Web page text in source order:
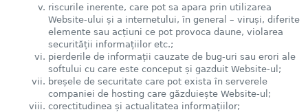
riscurile inerente, care pot sa apara prin utilizarea
Website-ului și a internetului, în general – viruși, diferite
elemente sau acțiuni ce pot provoca daune, violarea
securității informațiilor etc.;
pierderile de informații cauzate de bug-uri sau erori ale
softului cu care este conceput și gazduit Website-ul;
breșele de securitate care pot exista în serverele
companiei de hosting care găzduiește Website-ul;
corectitudinea și actualitatea informațiilor;